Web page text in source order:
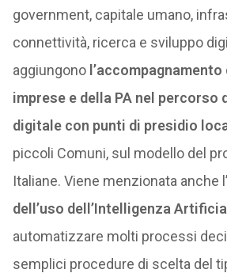
government, capitale umano,
connettività, ricerca e sviluppo
aggiungono
imprese e della PA nel percorso
digitale con punti di presidio
piccoli Comuni, sul modello del
Italiane. Viene menzionata anche
dell’uso dell’Intelligenza
automatizzare molti processi
semplici procedure di scelta del